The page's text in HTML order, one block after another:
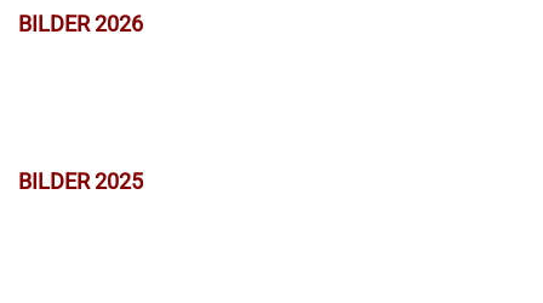
BILDER 2026
BILDER 2025